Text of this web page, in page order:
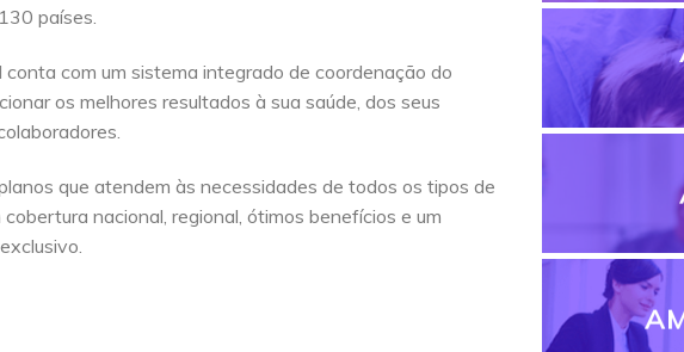
países.
conta com um sistema integrado de coordenação do
os melhores resultados à sua saúde, dos seus
que atendem às necessidades de todos os tipos de
nacional, regional, ótimos benefícios e um